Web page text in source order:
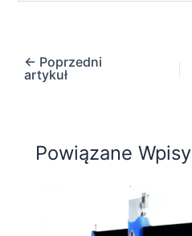
← Poprzedni
artykuł
Powiązane Wpisy